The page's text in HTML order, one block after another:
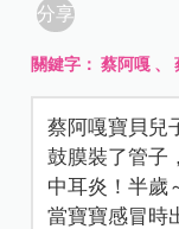
分享
關鍵字：蔡阿嘎 、
蔡阿嘎寶貝兒
鼓膜裝了管子
中耳炎！半歲
當寶寶感冒時